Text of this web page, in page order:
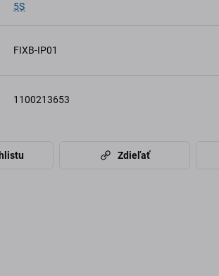
5S
FIXB-IP01
1100213653
Zdieľať